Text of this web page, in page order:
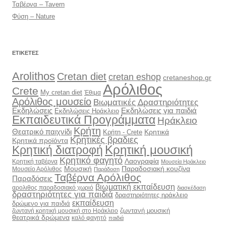
Ταβέρνα – Tavern
Φύση – Nature
ΕΤΙΚΈΤΕΣ
Arolithos Cretan dietcretan eshop cretaneshop.gr
Crete My cretan diet Έθιμα Αρόλιθος
Αρόλιθος μουσείο Βιωματικές Δραστηριότητες
Εκδηλώσεις Εκδηλώσεις Ηράκλειο Εκδηλώσεις για παιδιά
Εκπαιδευτικά Προγράμματα Ηράκλειο
Θεατρικό παιχνίδι Κρήτη Κρήτη - Crete Κρητικά
Κρητικά προϊόντα Κρητικές βραδιες
Κρητική διατροφή Κρητική μουσική
Κρητική ταβέρνα Κρητικό φαγητό Λαογραφία Μουσεία Ηράκλειο
Μουσείο Αρόλιθος Μουσική Παράδοση Παραδοσιακή κουζίνα
Παραδόσεις Ταβέρνα Αρόλιθος
αρολιθος παραδοσιακό χωριό βιωματική εκπαίδευση διασκέδαση
δραστηριότητες για παιδιά δραστηριότητες ηράκλειο
δρώμενο για παιδιά εκπαίδευση
ζωντανή κρητική μουσική στο Ηράκλειο ζωντανή μουσική
θεατρικά δρώμενα καλό φαγητό παιδιά